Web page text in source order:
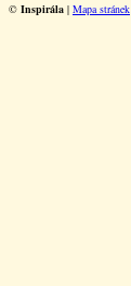
© Inspirála | Mapa stránek